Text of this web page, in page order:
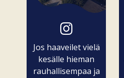
Jos haaveilet vielä
kesälle hieman
rauhallisempaa ja